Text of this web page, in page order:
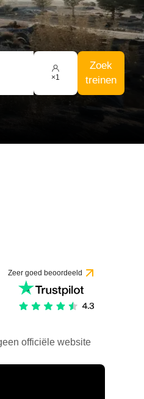
×1
Zoek
treinen
Zeer goed beoordeeld
officiële website